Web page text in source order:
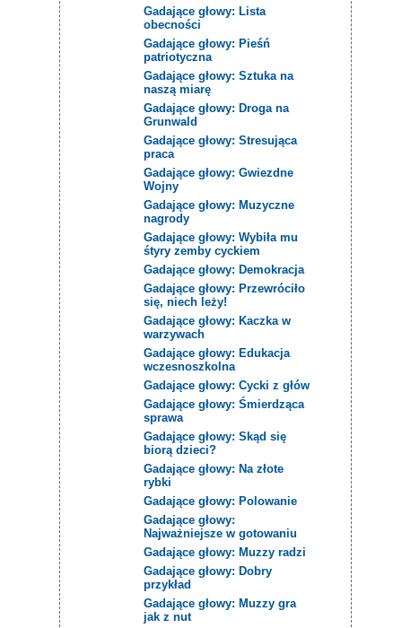
Gadające głowy: Lista
obecności
Gadające głowy: Pieśń
patriotyczna
Gadające głowy: Sztuka na
naszą miarę
Gadające głowy: Droga na
Grunwald
Gadające głowy: Stresująca
praca
Gadające głowy: Gwiezdne
Wojny
Gadające głowy: Muzyczne
nagrody
Gadające głowy: Wybiła mu
śtyry zemby cyckiem
Gadające głowy: Demokracja
Gadające głowy: Przewróciło
się, niech leży!
Gadające głowy: Kaczka w
warzywach
Gadające głowy: Edukacja
wczesnoszkolna
Gadające głowy: Cycki z głów
Gadające głowy: Śmierdząca
sprawa
Gadające głowy: Skąd się
biorą dzieci?
Gadające głowy: Na złote
rybki
Gadające głowy: Polowanie
Gadające głowy:
Najważniejsze w gotowaniu
Gadające głowy: Muzzy radzi
Gadające głowy: Dobry
przykład
Gadające głowy: Muzzy gra
jak z nut